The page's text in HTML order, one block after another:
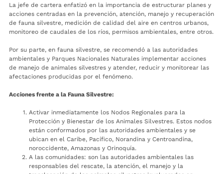
La jefe de cartera enfatizó en la importancia de estructurar planes y
acciones centradas en la prevención, atención, manejo y recuperación
de fauna silvestre, medición de calidad del aire en centros urbanos,
monitoreo de caudales de los ríos, permisos ambientales, entre otros.
Por su parte, en fauna silvestre, se recomendó a las autoridades
ambientales y Parques Nacionales Naturales implementar acciones
de manejo de animales silvestres y atender, reducir y monitorear las
afectaciones producidas por el fenómeno.
Acciones frente a la Fauna Silvestre:
Activar inmediatamente los Nodos Regionales para la
Protección y Bienestar de los Animales Silvestres. Estos nodos
están conformados por las autoridades ambientales y se
ubican en el Caribe, Pacífico, Norandina y Centroandina,
noroccidente, Amazonas y Orinoquía.
A las comunidades: son las autoridades ambientales las
responsables del rescate, la atención, el manejo y la